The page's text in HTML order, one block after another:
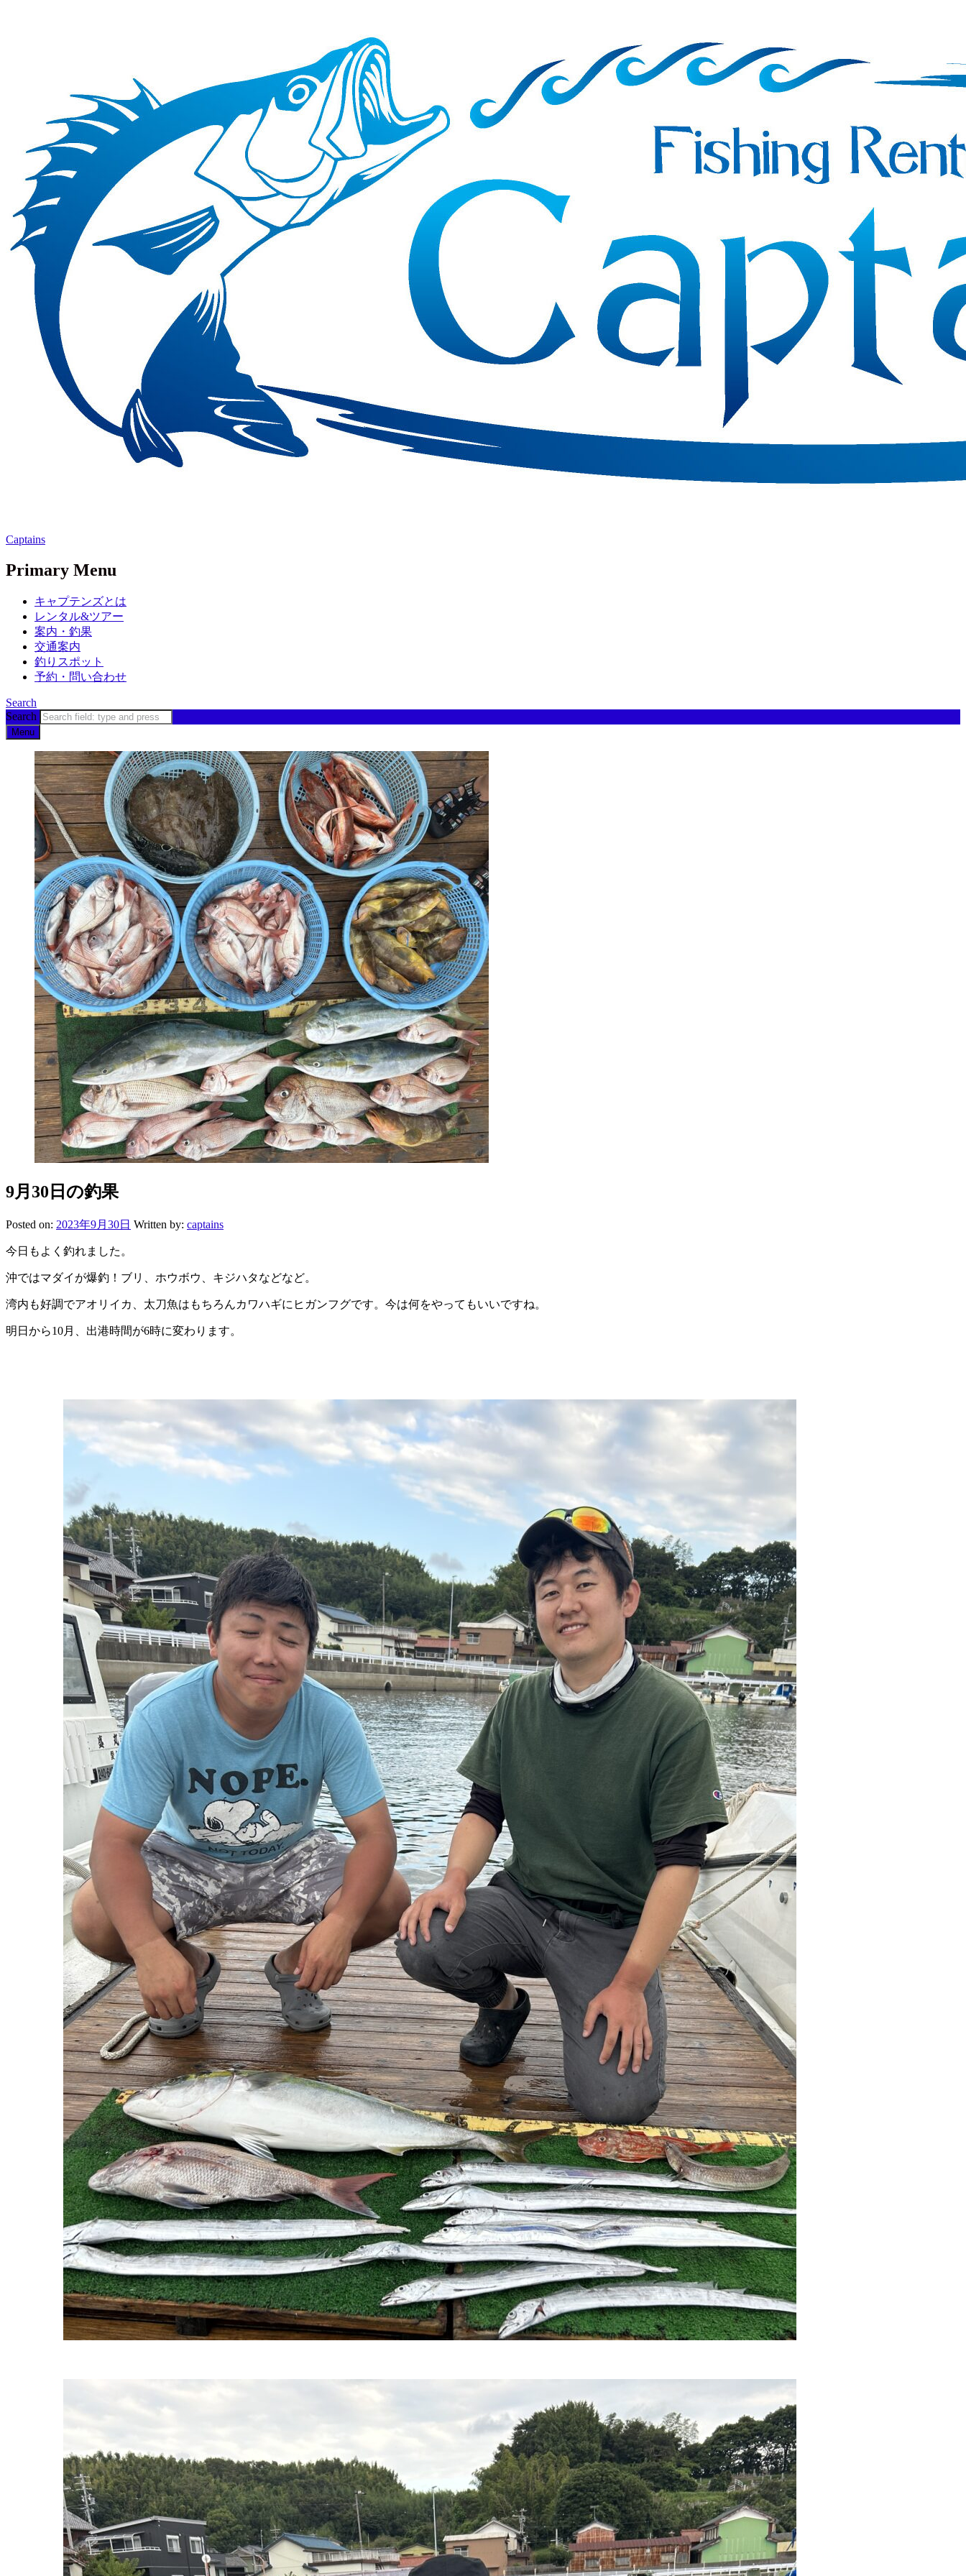
Captains
Primary Menu
キャプテンズとは
レンタル&ツアー
案内・釣果
交通案内
釣りスポット
予約・問い合わせ
Search
Search
Menu
9月30日の釣果
Posted on: 2023年9月30日 Written by: captains
今日もよく釣れました。
沖ではマダイが爆釣！ブリ、ホウボウ、キジハタなどなど。
湾内も好調でアオリイカ、太刀魚はもちろんカワハギにヒガンフグです。今は何をやってもいいですね。
明日から10月、出港時間が6時に変わります。